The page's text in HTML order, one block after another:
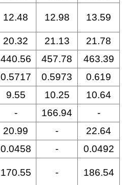
12.48 12.98 13.59
20.32 21.13
21.78
440.56 457.78
463.39
0.5717 0.5973
0.619
9.55 10.25
10.64
- 166.94
-
20.99 -
22.64
0.0458 -
0.0492
170.55 - 186.54